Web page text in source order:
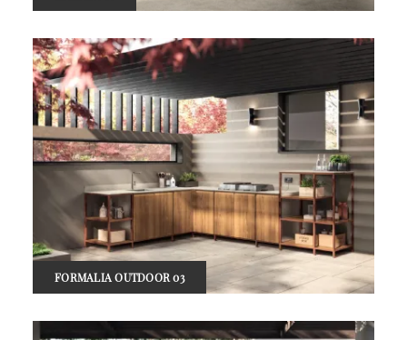
FORMALIA OUTDOOR 03